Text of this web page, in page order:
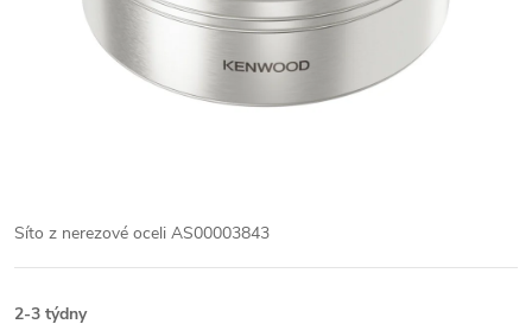
Síto z nerezové oceli AS00003843
2-3 týdny